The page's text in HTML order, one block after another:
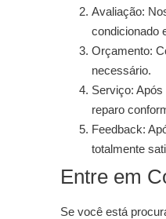
Avaliação:
condicionado
Orçamento:
necessário.
Serviço: Após
reparo
Feedback:
totalmente
Entre em
Se você está